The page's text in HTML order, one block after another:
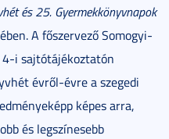
és 25. Gyermekkönyvnapok
A főszervező Somogyi-
i sajtótájékoztatón
évről-évre a szegedi
képes arra,
és legszínesebb